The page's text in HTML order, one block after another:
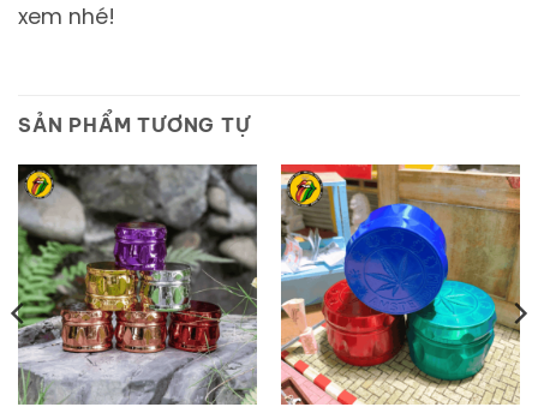
xem nhé!
SẢN PHẨM TƯƠNG TỰ